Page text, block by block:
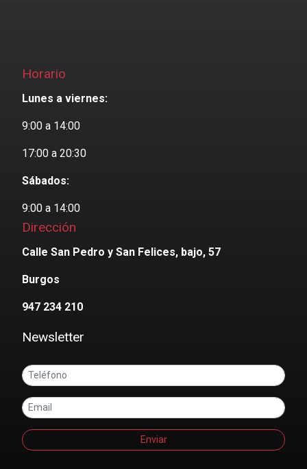
Horario
Lunes a viernes:
9:00 a 14:00
17:00 a 20:30
Sábados:
9:00 a 14:00
Dirección
Calle San Pedro y San Felices, bajo, 57
Burgos
947 234 210
Newsletter
Enviar